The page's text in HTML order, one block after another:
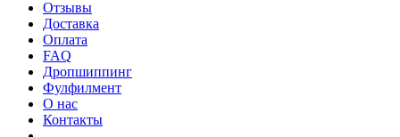
Отзывы
Доставка
Оплата
FAQ
Дропшиппинг
Фулфилмент
О нас
Контакты